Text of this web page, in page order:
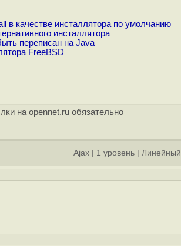
в качестве инсталлятора по умолчанию
инсталлятора
переписан на Java
FreeBSD
на opennet.ru обязательно
Ajax 1 уровень Линейный